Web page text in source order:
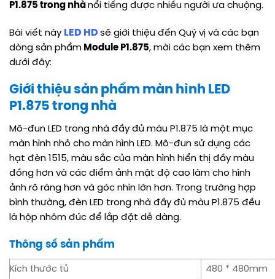
P1.875 trong nhànổi tiếng được nhiều người ưa chuộng.
Bài viết này LED HD sẽ giới thiệu đến Quý vị và các bạn
dòng sản phẩm Module P1.875, mời các bạn xem thêm
dưới đây:
Giới thiệu sản phẩm màn hình LED
P1.875 trong nhà
Mô-đun LED trong nhà đầy đủ màu P1.875 là một mục
màn hình nhỏ cho màn hình LED. Mô-đun sử dụng các
hạt đèn 1515, màu sắc của màn hình hiển thị đầy màu
đồng hơn và các điểm ảnh mật độ cao làm cho hình
ảnh rõ ràng hơn và góc nhìn lớn hơn. Trong trường hợp
bình thường, đèn LED trong nhà đầy đủ màu P1.875 đều
là hộp nhôm đúc để lắp đặt dễ dàng.
Thông số sản phẩm
Kích thước tủ 480 * 480mm